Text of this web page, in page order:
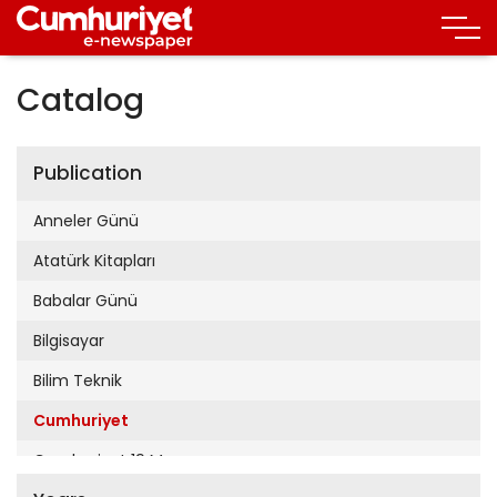
Catalog
Publication
Anneler Günü
Atatürk Kitapları
Babalar Günü
Bilgisayar
Bilim Teknik
Cumhuriyet
Cumhuriyet 19 Mayıs